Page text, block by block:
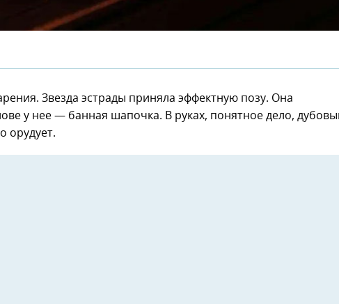
Звезда эстрады приняла эффектную позу. Она
у нее — банная шапочка. В руках, понятное дело,
орудует.